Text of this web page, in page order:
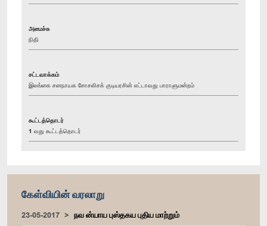
அமைச்சு
நிதி
சட்டவாக்கம்
இலங்கை சனநாயக சோசலிசக் குடியரசின் எட்டாவது பாராளுமன்றம்
கூட்டத்தொடர்
1 வது கூட்டத்தொடர்
கேள்வியின் வரலாறு
23-05-2017
நவ ன்யாய புஸ்தகய புதிய மாற்றும்